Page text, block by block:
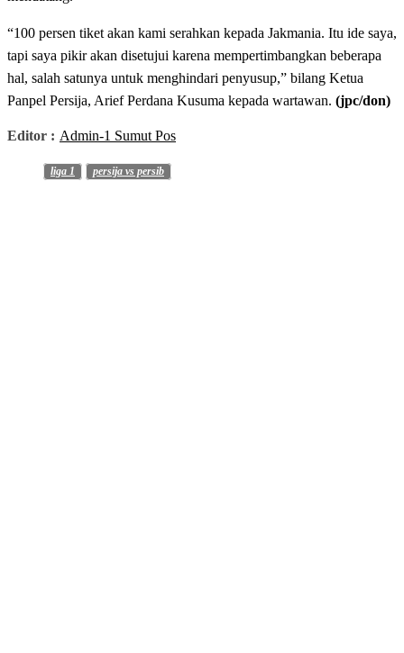
“100 persen tiket akan kami serahkan kepada Jakmania. Itu ide saya,
tapi saya pikir akan disetujui karena mempertimbangkan beberapa
hal, salah satunya untuk menghindari penyusup,” bilang Ketua
Panpel Persija, Arief Perdana Kusuma kepada wartawan. (jpc/don)
Editor : Admin-1 Sumut Pos
liga 1 persija vs persib